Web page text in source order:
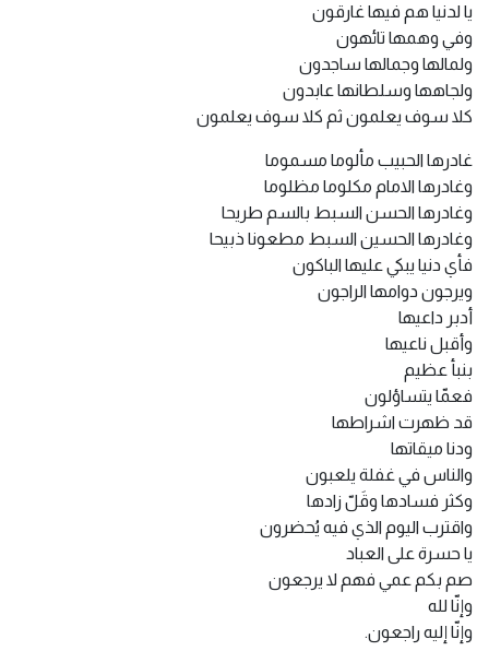
يا لدنيا هم فيها غارقون
وفي وهمها تائهون
ولمالها وجمالها ساجدون
ولجاهها وسلطانها عابدون
كلا سوف يعلمون ثم كلا سوف يعلمون
غادرها الحبيب مألوما مسموما
وغادرها الامام مكلوما مظلوما
وغادرها الحسن السبط بالسم طريحا
وغادرها الحسين السبط مطعونا ذبيحا
فأي دنيا يبكي عليها الباكون
ويرجون دوامها الراجون
أدبر داعيها
وأقبل ناعيها
بنبأ عظيم
فعمّا يتساؤلون
قد ظهرت اشراطها
ودنا ميقاتها
والناس في غفلة يلعبون
وكثر فسادها وقَلّ زادها
واقترب اليوم الذي فيه يُحضرون
يا حسرة على العباد
صم بكم عمي فهم لا يرجعون
وإنّا لله
وإنّا إليه راجعون.